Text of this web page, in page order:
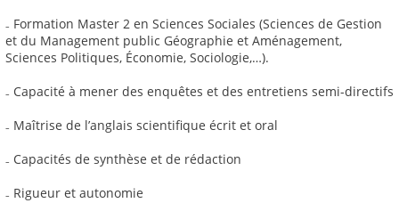
₋ Formation Master 2 en Sciences Sociales (Sciences de Gestion
et du Management public Géographie et Aménagement,
Sciences Politiques, Économie, Sociologie,…).
₋ Capacité à mener des enquêtes et des entretiens semi-directifs
₋ Maîtrise de l’anglais scientifique écrit et oral
₋ Capacités de synthèse et de rédaction
₋ Rigueur et autonomie